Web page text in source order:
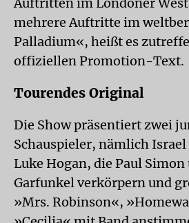
mehrere Auftritte im
Palladium«, heißt es
offiziellen Promotion-Text.
Tourendes Original
Die Show präsentiert zwei
Schauspieler, nämlich
Luke Hogan, die Paul Simon
Garfunkel verkörpern und
»Mrs. Robinson«,